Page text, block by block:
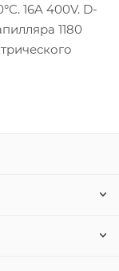
16A 400V. D-
1180